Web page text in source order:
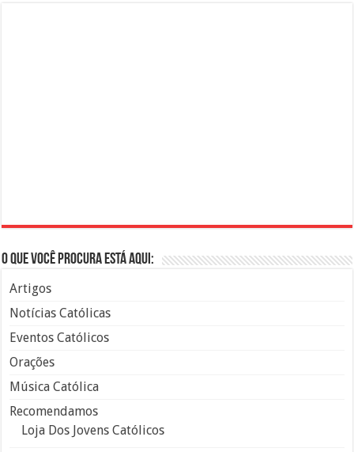
O que você procura está aqui:
Artigos
Notícias Católicas
Eventos Católicos
Orações
Música Católica
Recomendamos
Loja Dos Jovens Católicos